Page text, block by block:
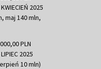
2025
maj 140 mln,
PLN
2025
10 mln)